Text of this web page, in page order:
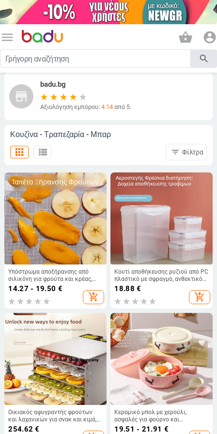
menu shopping_basket account_circle
search
store
badu.bg
Αξιολόγηση εμπόρου: 4.14από 5.
Κουζίνα - Τραπεζαρία - Μπαρ
view_list
apps filter_list Φίλτρα
Υπόστρωμα αποξήρανσης από
σιλικόνη για φρούτα και κρέας,
τετράγωνο, 360 g/m², επίστρωση
κατάλληλη για τρόφιμα
14.27 - 19.50 €
add_shopping_cart
Κουτί αποθήκευσης ρυζιού από PC
πλαστικό με σφραγμό, ανθεκτικό
στην υγρασία και κατά των
εντόμων, χωρητικότητα κάτω από
4 L
18.88 €
add_shopping_cart
Οικιακός αφυγραντής φρούτων
και λαχανικών για σνακ και κιμά,
μοντέλα ST-03 / DBC-05A, οθόνη
254.62 €
Κεραμικό μπολ με χερούλι,
ασφαλές για φούρνο και
μικροκύματα, ιδανικό για
19.51 - 21.91 €